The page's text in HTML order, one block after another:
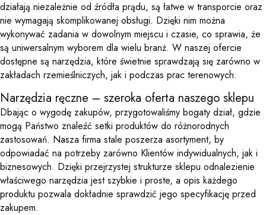
działają niezależnie od źródła prądu, są łatwe w transporcie oraz
nie wymagają skomplikowanej obsługi. Dzięki nim można
wykonywać zadania w dowolnym miejscu i czasie, co sprawia, że
są uniwersalnym wyborem dla wielu branż. W naszej ofercie
dostępne są narzędzia, które świetnie sprawdzają się zarówno w
zakładach rzemieślniczych, jak i podczas prac terenowych.
Narzędzia ręczne – szeroka oferta naszego sklepu
Dbając o wygodę zakupów, przygotowaliśmy bogaty dział, gdzie
mogą Państwo znaleźć setki produktów do różnorodnych
zastosowań. Nasza firma stale poszerza asortyment, by
odpowiadać na potrzeby zarówno Klientów indywidualnych, jak i
biznesowych. Dzięki przejrzystej strukturze sklepu odnalezienie
właściwego narzędzia jest szybkie i proste, a opis każdego
produktu pozwala dokładnie sprawdzić jego specyfikację przed
zakupem.